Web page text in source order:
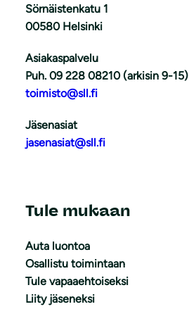
Sörnäistenkatu 1
00580 Helsinki
Asiakaspalvelu
Puh. 09 228 08210 (arkisin 9-15)
toimisto@sll.fi
Jäsenasiat
jasenasiat@sll.fi
Tule mukaan
Auta luontoa
Osallistu toimintaan
Tule vapaaehtoiseksi
Liity jäseneksi